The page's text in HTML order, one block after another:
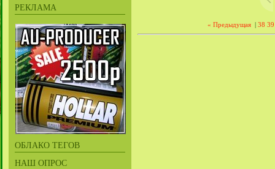
РЕКЛАМА
ОБЛАКО ТЕГОВ
НАШ ОПРОС
« Предыдущая | 38 39